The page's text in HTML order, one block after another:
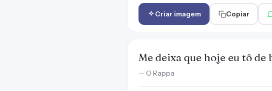
Criar imagem Copiar
Me deixa que hoje eu tô de
— O Rappa